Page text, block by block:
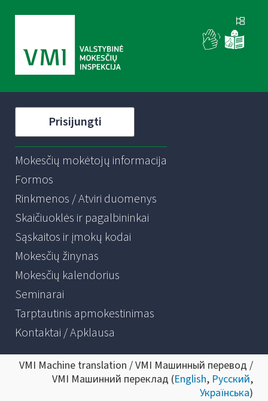
Prisijungti
Mokesčių mokėtojų informacija
Formos
Rinkmenos / Atviri duomenys
Skaičiuoklės ir pagalbininkai
Sąskaitos ir įmokų kodai
Mokesčių žinynas
Mokesčių kalendorius
Seminarai
Tarptautinis apmokestinimas
Kontaktai / Apklausa
VMI Machine translation / VMI Машинный перевод /
VMI Машинний переклад (English, Русский,
Українська)